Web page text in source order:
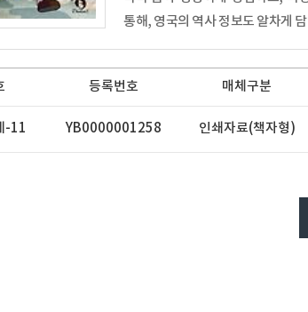
통해, 영국의 역사 정보도 알차게
등록번호 매체구분
-11 YB0000001258 인쇄자료(책자형)